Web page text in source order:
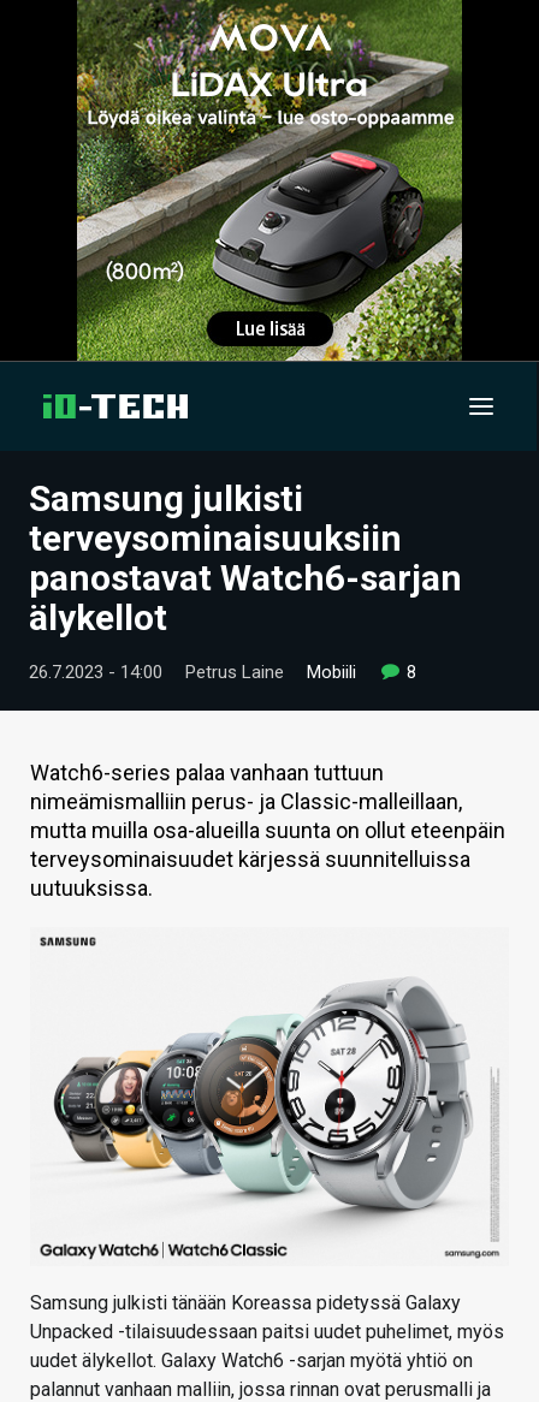
UUTISET
ARTIKKELIT
VIDEOT
TECHBBS
HINTA.FI
KAUPPA
VAIHDA TEEMA
Samsung julkisti
terveysominaisuuksiin
panostavat Watch6-sarjan
älykellot
26.7.2023 - 14:00 Petrus Laine Mobiili 8
Watch6-series palaa vanhaan tuttuun
nimeämismalliin perus- ja Classic-malleillaan,
mutta muilla osa-alueilla suunta on ollut eteenpäin
terveysominaisuudet kärjessä suunnitelluissa
uutuuksissa.
Samsung julkisti tänään Koreassa pidetyssä Galaxy
Unpacked -tilaisuudessaan paitsi uudet puhelimet, myös
uudet älykellot. Galaxy Watch6 -sarjan myötä yhtiö on
palannut vanhaan malliin, jossa rinnan ovat perusmalli ja